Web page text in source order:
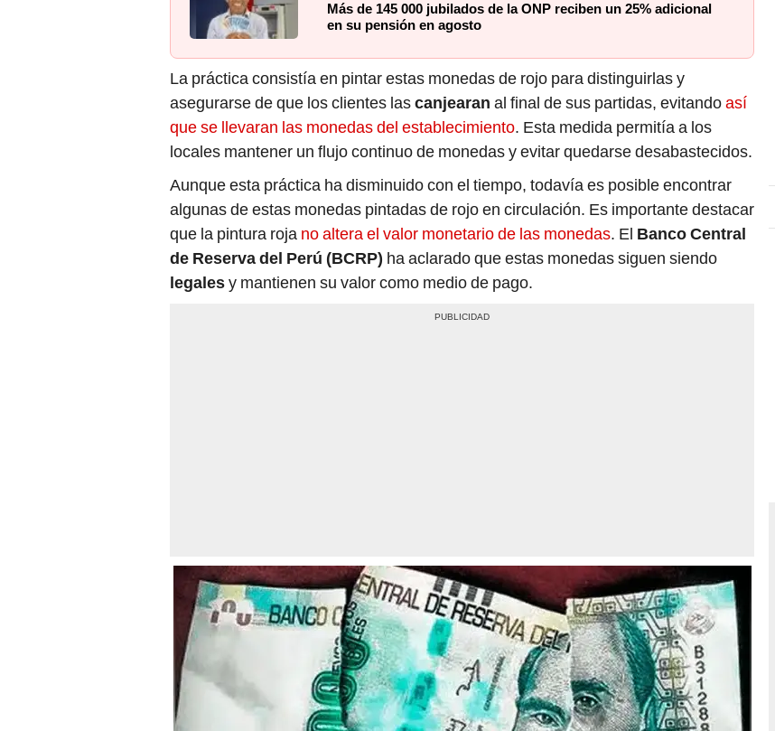
Más de 145 000 jubilados de la ONP reciben un 25% adicional
en su pensión en agosto
La práctica consistía en pintar estas monedas de rojo para distinguirlas y
asegurarse de que los clientes lascanjearan al final de sus partidas, evitandoasí
que se llevaran las monedas del establecimiento. Esta medida permitía a los
locales mantener un flujo continuo de monedas y evitar quedarse desabastecidos.
Aunque esta práctica ha disminuido con el tiempo, todavía es posible encontrar
algunas de estas monedas pintadas de rojo en circulación. Es importante destacar
que la pintura roja no altera el valor monetario de las monedas. El Banco Central
de Reserva del Perú (BCRP) ha aclarado que estas monedas siguen siendo
legalesy mantienen su valor como medio de pago.